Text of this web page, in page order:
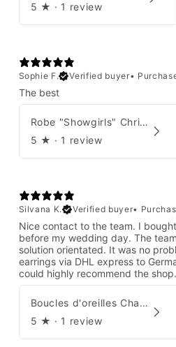
5 ★ · 1 review
Sophie F.
Verified buyer•
The best
Robe "Showgirls" Christian Dior par John Galliano Été 2003
5 ★ · 1 review
Silvana K.
Verified buyer•
Nice contact to the team. I
before my wedding day. The
solution orientated. It was no
earrings via DHL express to
could highly recommend the shop.
Boucles d'oreilles Chanel par Karl Lagerfeld 2008
5 ★ · 1 review